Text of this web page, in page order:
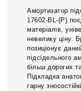
Амортизатор
17602-BL-(P)
матеріалів,
невелику ціну.
позиціонує
підсідельного
більш дорогих
Підкладка
гарну